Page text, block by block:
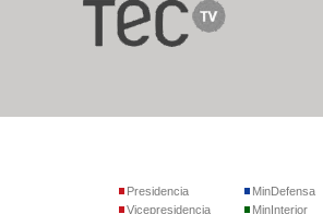
Presidencia
Vicepresidencia
MinDefensa
MinInterior